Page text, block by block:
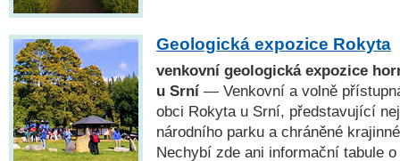
Geologická expozice Rokyta
venkovní geologická expozice
u Srní — Venkovní a volně
obci Rokyta u Srní, představující
národního parku a chráněné
Nechybí zde ani informační tabule